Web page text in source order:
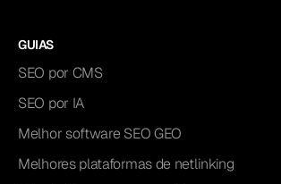
GUIAS
SEO por CMS
SEO por IA
Melhor software SEO GEO
Melhores plataformas de netlinking